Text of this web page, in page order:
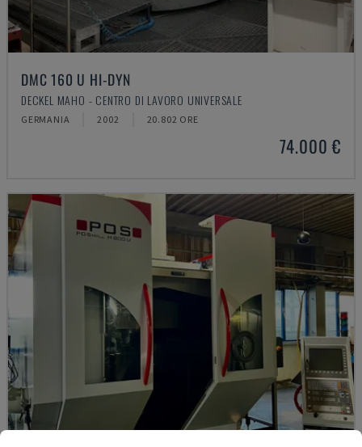
DMC 160 U HI-DYN
DECKEL MAHO - CENTRO DI LAVORO UNIVERSALE
GERMANIA 2002 20.802 ORE
74.000 €